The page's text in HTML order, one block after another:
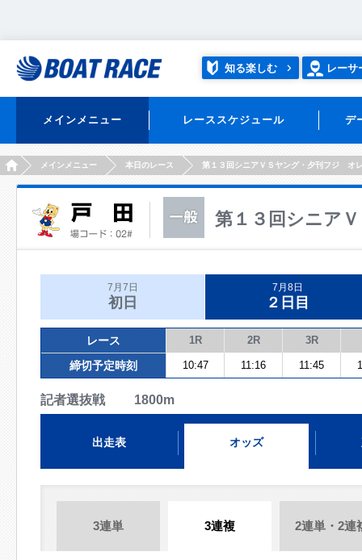
知る楽しむ レーサ
メインメニュー レーススケジュール デ
HOMEメインメニュー 本日のレース 第１３回シニアＶＳヤング・夕刊フジ オ
第１３回シニア
7月7日
初日
7月8日
２日目
レース 1R 2R 3R
締切予定時刻 10:47 11:16 11:45
記者選抜戦 1800m
出走表 オッズ
3連単 3連複 2連単・2連